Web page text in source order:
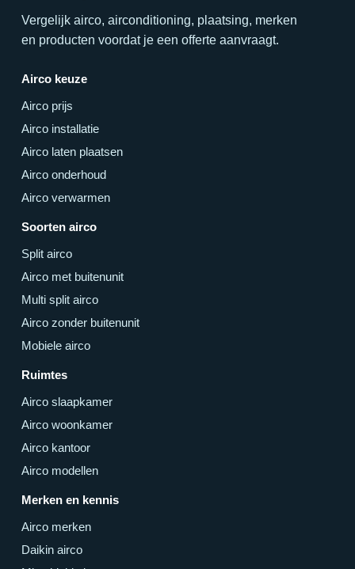
Vergelijk airco, airconditioning, plaatsing, merken
en producten voordat je een offerte aanvraagt.
Airco keuze
Airco prijs
Airco installatie
Airco laten plaatsen
Airco onderhoud
Airco verwarmen
Soorten airco
Split airco
Airco met buitenunit
Multi split airco
Airco zonder buitenunit
Mobiele airco
Ruimtes
Airco slaapkamer
Airco woonkamer
Airco kantoor
Airco modellen
Merken en kennis
Airco merken
Daikin airco